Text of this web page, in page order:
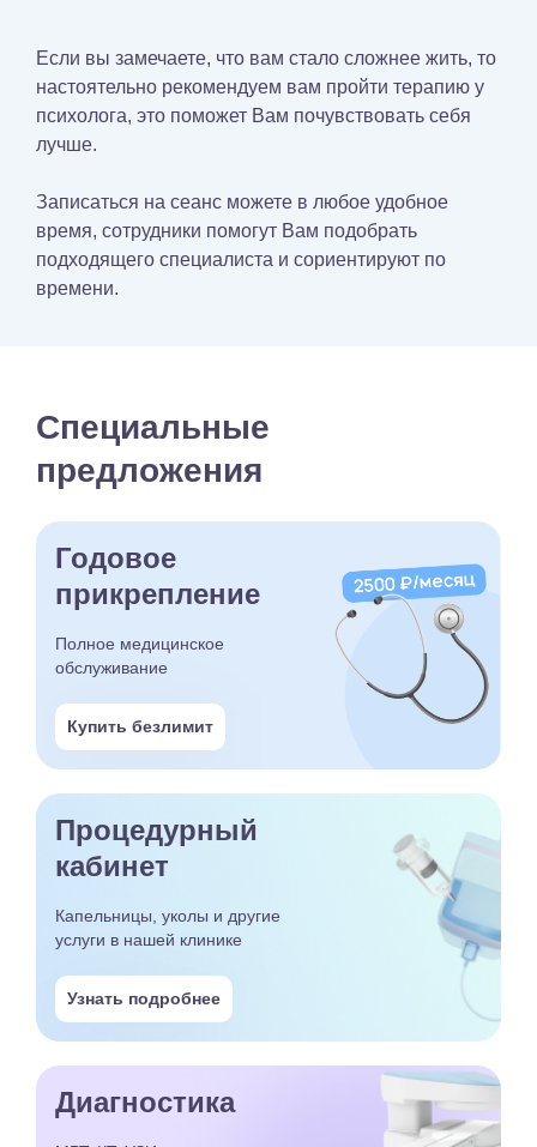
Если вы замечаете, что вам стало сложнее жить, то
настоятельно рекомендуем вам пройти терапию у
психолога, это поможет Вам почувствовать себя
лучше.
Записаться на сеанс можете в любое удобное
время, сотрудники помогут Вам подобрать
подходящего специалиста и сориентируют по
времени.
Специальные
предложения
Годовое
прикрепление
Полное медицинское
обслуживание
Купить безлимит
Процедурный
кабинет
Капельницы, уколы и другие
услуги в нашей клинике
Узнать подробнее
Диагностика